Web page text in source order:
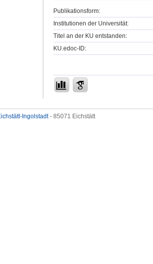
Publikationsform:
Institutionen der Universität:
Titel an der KU entstanden:
KU.edoc-ID:
Ingolstadt- 85071 Eichstätt